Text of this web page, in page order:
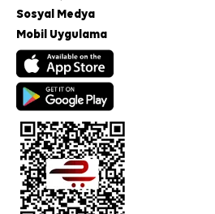
Sosyal Medya
Mobil Uygulama